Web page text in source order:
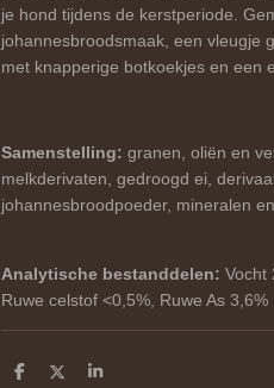
je hond tijdens de kerstperiode.
johannesbroodsmaak, een vleugje
met knapperige botkoekjes en een
Samenstelling: granen, oliën en
melkderivaten, gedroogd ei,
johannesbroodpoeder, mineralen
Analytische bestanddelen: Vocht
Ruwe celstof <0,5%, Ruwe As 3,6%
D
D
S